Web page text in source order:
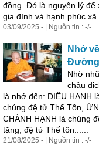
đồng. Đó là nguyên lý để
gia đình và hạnh phúc xã
03/09/2025 - | Nguồn tin : -/-
Nhớ
Đường
Nhờ
châu
là nhớ đến: DIỆU HẠNH
chúng đệ tử Thế Tôn,
CHÁNH HẠNH là chúng
tăng, đệ tử Thế tôn......
21/08/2025 - | Nguồn tin : -/-